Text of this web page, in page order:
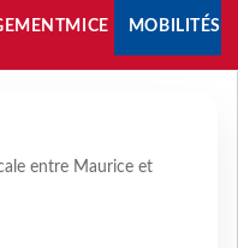
MICE MOBILITÉS
entre Maurice et